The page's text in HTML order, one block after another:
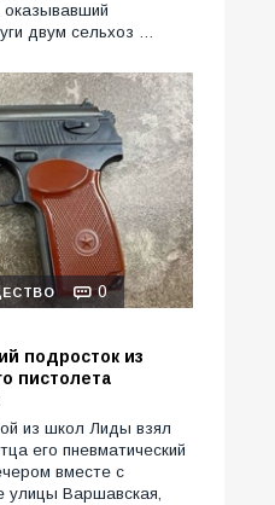
оказывавший
двум сельхоз …
0
подросток из
пистолета
из школ Лиды взял
его пневматический
вместе с
улицы Варшавская,